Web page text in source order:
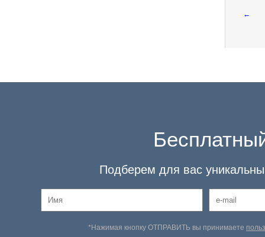
←
Подберем для вас
*Нажимая кнопку ОТПРАВИТЬ вы принимаете